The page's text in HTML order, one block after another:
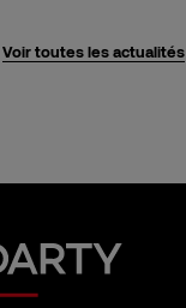
Voir toutes les actualités